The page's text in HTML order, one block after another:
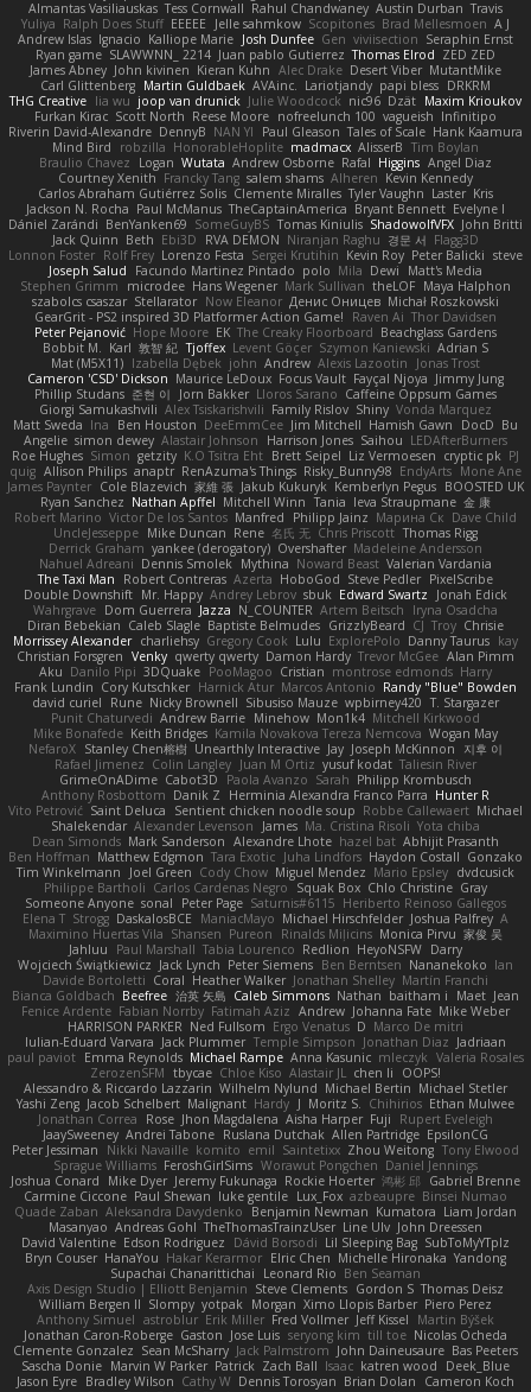
Almantas Vasiliauskas Tess Cornwall Rahul Chandwaney Austin Durban Travis
Yuliya Ralph Does Stuff EEEEE Jelle sahmkow Scopitones Brad Mellesmoen A J
Andrew Islas Ignacio Kalliope Marie Josh Dunfee Gen viviisection Seraphin Ernst
Ryan game SLAWWNN_ 2214 Juan pablo Gutierrez Thomas Elrod ZED ZED
James Abney John kivinen Kieran Kuhn Alec Drake Desert Viber MutantMike
Carl Glittenberg Martin Guldbaek AVAinc. Lariotjandy papi bless DRKRM
THG Creative lia wu joop van drunick Julie Woodcock nic96 Dzät Maxim Krioukov
Furkan Kirac Scott North Reese Moore nofreelunch 100 vagueish Infinitipo
Riverin David-Alexandre DennyB NAN YI Paul Gleason Tales of Scale Hank Kaamura
Mind Bird
robzilla HonorableHoplite madmacx AlisserB Tim Boylan
Braulio Chavez
Logan Wutata Andrew Osborne Rafal Higgins Angel Diaz
Courtney Xenith Francky Tang salem shams Alheren Kevin Kennedy
Carlos Abraham Gutiérrez Solis Clemente Miralles Tyler Vaughn Laster Kris
Jackson N. Rocha Paul McManus TheCaptainAmerica Bryant Bennett Evelyne I
Dániel Zarándi BenYanken69 SomeGuyBS Tomas Kiniulis ShadowolfVFX John Britti
Jack Quinn Beth Ebi3D RVA DEMON Niranjan Raghu 경문 서 Flagg3D
Lonnon Foster Rolf Frey Lorenzo Festa Sergei Krutihin Kevin Roy Peter Balicki steve
Joseph Salud
Facundo Martinez Pintado polo Mila Dewi
Matt's Media
Stephen Grimm
microdee Hans Wegener Mark Sullivan theLOF Maya Halphon
szabolcs csaszar Stellarator Now Eleanor Денис Оницев Michał Roszkowski
GearGrit - PS2 inspired 3D Platformer Action Game!
Raven Ai Thor Davidsen
Peter Pejanović Hope Moore EK The Creaky Floorboard Beachglass Gardens
Bobbit M. Karl 敦智 紀 Tjoffex Levent Göçer Szymon Kaniewski Adrian S
Mat (M5X11) Izabella Dębek john Andrew Alexis Lazootin
Jonas Trost
Cameron 'CSD' Dickson Maurice LeDoux Focus Vault Fayçal Njoya Jimmy Jung
Phillip Studans 준현 이 Jorn Bakker Lloros Sarano Caffeine Oppsum Games
Giorgi Samukashvili Alex Tsiskarishvili Family Rislov Shiny Vonda Marquez
Matt Sweda Ina Ben Houston DeeEmmCee Jim Mitchell Hamish Gawn DocD Bu
Angelie simon dewey Alastair Johnson Harrison Jones Saihou LEDAfterBurners
Roe Hughes Simon getzity K.O Tsitra Eht Brett Seipel Liz Vermoesen cryptic pk PJ
quig Allison Philips anaptr RenAzuma's Things Risky_Bunny98 EndyArts Mone Ane
James Paynter Cole Blazevich 家維 張 Jakub Kukuryk Kemberlyn Pegus BOOSTED UK
Ryan Sanchez Nathan Apffel Mitchell Winn Tania Ieva Straupmane 金 康
Robert Marino Victor De los Santos Manfred Philipp Jainz Марина Ск Dave Child
UncleJesseppe Mike Duncan Rene 名氏 无 Chris Priscott Thomas Rigg
Derrick Graham yankee (derogatory) Overshafter Madeleine Andersson
Nahuel Adreani Dennis Smolek Mythina Noward Beast Valerian Vardania
The Taxi Man
Robert Contreras Azerta HoboGod Steve Pedler PixelScribe
Double Downshift Mr. Happy Andrey Lebrov sbuk Edward Swartz
Jonah Edick
Wahrgrave Dom Guerrera Jazza N_COUNTER Artem Beitsch
Iryna Osadcha
Diran Bebekian Caleb Slagle Baptiste Belmudes GrizzlyBeard CJ Troy Chrisie
Morrissey Alexander charliehsy Gregory Cook Lulu ExplorePolo Danny Taurus kay
Christian Forsgren Venky qwerty qwerty Damon Hardy Trevor McGee Alan Pimm
Aku Danilo Pipi 3DQuake PooMagoo Cristian montrose edmonds Harry
Frank Lundin Cory Kutschker Harnick Atur Marcos Antonio Randy "Blue" Bowden
david curiel
Rune Nicky Brownell Sibusiso Mauze wpbirney420 T. Stargazer
Punit Chaturvedi Andrew Barrie Minehow Mon1k4 Mitchell Kirkwood
Mike Bonafede Keith Bridges Kamila Novakova Tereza Nemcova Wogan May
NefaroX Stanley Chen榕樹 Unearthly Interactive Jay Joseph McKinnon
지후 이
Rafael Jimenez Colin Langley Juan M Ortiz yusuf kodat Taliesin River
GrimeOnADime Cabot3D Paola Avanzo Sarah Philipp Krombusch
Anthony Rosbottom Danik Z Herminia Alexandra Franco Parra Hunter R
Vito Petrović Saint Deluca Sentient chicken noodle soup Robbe Callewaert Michael
Shalekendar Alexander Levenson James Ma. Cristina Risoli Yota chiba
Dean Simonds Mark Sanderson Alexandre Lhote hazel bat Abhijit Prasanth
Ben Hoffman Matthew Edgmon Tara Exotic Juha Lindfors Haydon Costall Gonzako
Tim Winkelmann
Joel Green Cody Chow Miguel Mendez Mario Epsley dvdcusick
Philippe Bartholi Carlos Cardenas Negro Squak Box Chlo Christine Gray
Someone Anyone sonal Peter Page Saturnis#6115 Heriberto Reinoso Gallegos
Elena T Strogg DaskalosBCE ManiacMayo Michael Hirschfelder Joshua Palfrey A
Maximino Huertas Vila Shansen Pureon Rinalds Miļicins Monica Pirvu 家俊 吴
Jahluu
Paul Marshall Tabia Lourenco Redlion HeyoNSFW Darry
Wojciech Świątkiewicz Jack Lynch Peter Siemens Ben Berntsen Nananekoko Ian
Davide Bortoletti Coral Heather Walker Jonathan Shelley Martín Franchi
Bianca Goldbach Beefree 治英 矢島 Caleb Simmons Nathan baitham i Maet Jean
Fenice Ardente Fabian Norrby Fatimah Aziz Andrew Johanna Fate Mike Weber
HARRISON PARKER Ned Fullsom Ergo Venatus D Marco De mitri
Iulian-Eduard Varvara Jack Plummer Temple Simpson Jonathan Diaz Jadriaan
paul paviot Emma Reynolds Michael Rampe Anna Kasunic mleczyk Valeria Rosales
ZerozenSFM tbycae Chloe Kiso Alastair JL chen li
OOPS!
Alessandro & Riccardo Lazzarin Wilhelm Nylund Michael Bertin Michael Stetler
Yashi Zeng Jacob Schelbert Malignant Hardy J Moritz S. Chihirios Ethan Mulwee
Jonathan Correa
Rose Jhon Magdalena Aisha Harper Fuji
Rupert Eveleigh
JaaySweeney Andrei Tabone Ruslana Dutchak Allen Partridge EpsilonCG
Peter Jessiman
Nikki Navaille komito emil Saintetixx Zhou Weitong Tony Elwood
Sprague Williams FeroshGirlSims Worawut Pongchen Daniel Jennings
Joshua Conard
Mike Dyer Jeremy Fukunaga Rockie Hoerter 鸿彬 邱 Gabriel Brenne
Carmine Ciccone Paul Shewan luke gentile Lux_Fox azbeaupre Binsei Numao
Quade Zaban Aleksandra Davydenko Benjamin Newman Kumatora Liam Jordan
Masanyao Andreas Gohl TheThomasTrainzUser Line Ulv John Dreessen
David Valentine Edson Rodriguez Dávid Borsodi Lil Sleeping Bag SubToMyYTplz
Bryn Couser HanaYou Hakar Kerarmor Elric Chen Michelle Hironaka Yandong
Supachai Chanarittichai
Leonard Rio Ben Seaman
Axis Design Studio | Elliott Benjamin Steve Clements Gordon S Thomas Deisz
William Bergen II Slompy yotpak Morgan Ximo Llopis Barber Piero Perez
Anthony Simuel astroblur Erik Miller Fred Vollmer Jeff Kissel
Martin Býšek
Jonathan Caron-Roberge Gaston Jose Luis seryong kim till toe Nicolas Ocheda
Clemente Gonzalez Sean McSharry Jack Palmstrom John Daineusaure Bas Peeters
Sascha Donie Marvin W Parker Patrick Zach Ball Isaac katren wood
Deek_Blue
Jason Eyre Bradley Wilson Cathy W Dennis Torosyan Brian Dolan
Cameron Koch